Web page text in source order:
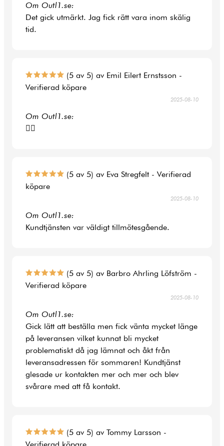
Om Outl1.se:
Det gick utmärkt. Jag fick rätt vara inom skälig
tid.
(5 av 5) av Emil Eilert Ernstsson -
Verifierad köpare
2025-08-10
Om Outl1.se:
👍🏻
(5 av 5) av Eva Stregfelt - Verifierad
köpare
2025-08-10
Om Outl1.se:
Kundtjänsten var väldigt tillmötesgående.
(5 av 5) av Barbro Ahrling Löfström -
Verifierad köpare
2025-08-10
Om Outl1.se:
Gick lätt att beställa men fick vänta mycket länge
på leveransen vilket kunnat bli mycket
problematiskt då jag lämnat och åkt från
leveransadressen för sommaren! Kundtjänst
glesade ur kontakten mer och mer och blev
svårare med att få kontakt.
(5 av 5) av Tommy Larsson -